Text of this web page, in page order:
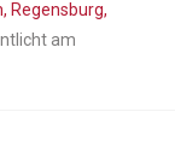
Regensburg,
am